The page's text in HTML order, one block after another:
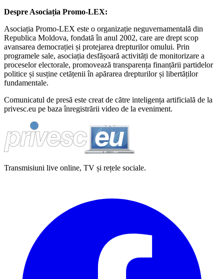
Despre Asociația Promo-LEX:
Asociația Promo-LEX este o organizație neguvernamentală din
Republica Moldova, fondată în anul 2002, care are drept scop
avansarea democrației și protejarea drepturilor omului. Prin
programele sale, asociația desfășoară activități de monitorizare a
proceselor electorale, promovează transparența finanțării partidelor
politice și susține cetățenii în apărarea drepturilor și libertăților
fundamentale.
Comunicatul de presă este creat de către inteligența artificială de la
privesc.eu pe baza înregistrării video de la eveniment.
Transmisiuni live online, TV și rețele sociale.